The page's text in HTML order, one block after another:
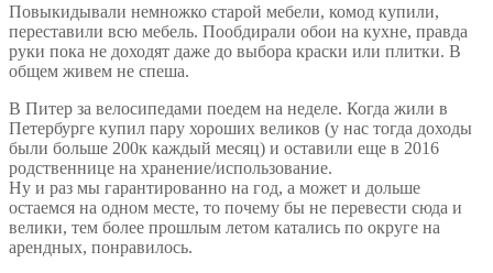
Повыкидывали немножко старой мебели, комод купили,
переставили всю мебель. Пообдирали обои на кухне, правда
руки пока не доходят даже до выбора краски или плитки. В
общем живем не спеша.
В Питер за велосипедами поедем на неделе. Когда жили в
Петербурге купил пару хороших великов (у нас тогда доходы
были больше 200к каждый месяц) и оставили еще в 2016
родственнице на хранение/использование.
Ну и раз мы гарантированно на год, а может и дольше
остаемся на одном месте, то почему бы не перевести сюда и
велики, тем более прошлым летом катались по округе на
арендных, понравилось.